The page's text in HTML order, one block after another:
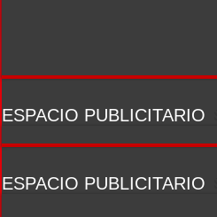
ESPACIO PUBLICITARIO
ESPACIO PUBLICITARIO